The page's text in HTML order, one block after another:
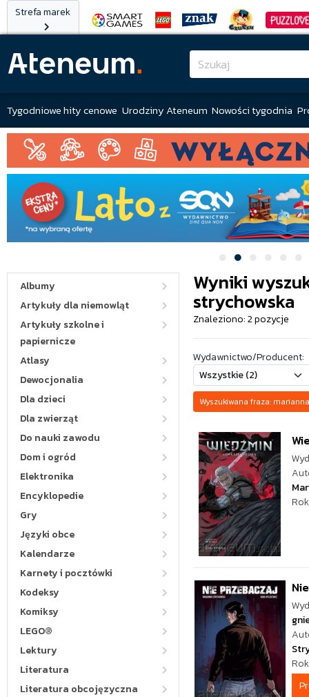
Strefa marek
Tygodniowe hity cenowe Urodziny Ateneum Nowości tygodnia
Albumy
Artykuły dla niemowląt
Artykuły szkolne i
papiernicze
Atlasy
Dewocjonalia
Dla dzieci
Dla zwierząt
Do nauki zawodu
Dom i ogród
Elektronika
Encyklopedie
Gry
Języki obce
Kalendarze
Karnety i pocztówki
Kodeksy
Komiksy
LEGO®
Lektury
Literatura
Literatura obcojęzyczna
Wyniki
strychowska
Znaleziono: 2 pozycje
Wydawnictwo/Producent:
Wyszukiwana fraza: